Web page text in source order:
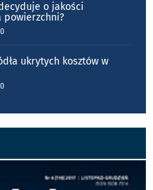
o jakości
powierzchni?
ukrytych kosztów w